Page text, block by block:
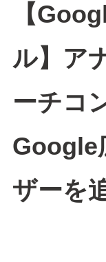
【
ル】ア
ーチコ
Google
ザーを